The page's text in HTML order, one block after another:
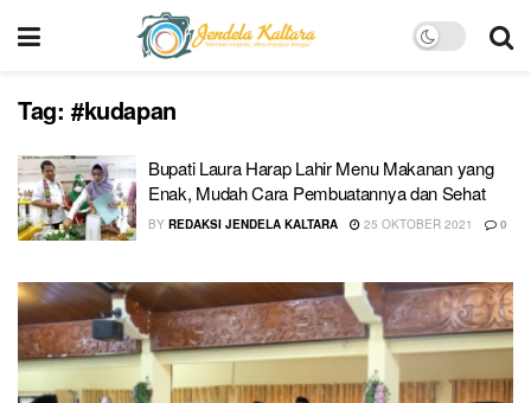
Tag: #kudapan
Bupati Laura Harap Lahir Menu Makanan yang
Enak, Mudah Cara Pembuatannya dan Sehat
BY REDAKSI JENDELA KALTARA 25 OKTOBER 2021 0